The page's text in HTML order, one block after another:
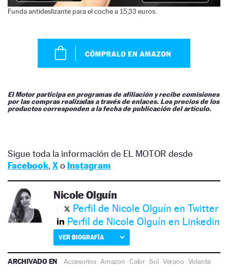
Funda antideslizante para el coche a 15,33 euros.
El Motor participa en programas de afiliación y recibe comisiones
por las compras realizadas a través de enlaces. Los precios de los
productos corresponden a la fecha de publicación del artículo.
Sigue toda la información de EL MOTOR desde
Facebook, Xo Instagram
Nicole Olguín
Perfil de Nicole Olguín en Twitter
Perfil de Nicole Olguín en Linkedin
VER BIOGRAFÍA
ARCHIVADO EN Accesorios· Amazon ·Calor·Sol·Verano ·Volante